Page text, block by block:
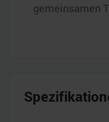
gemeinsamen